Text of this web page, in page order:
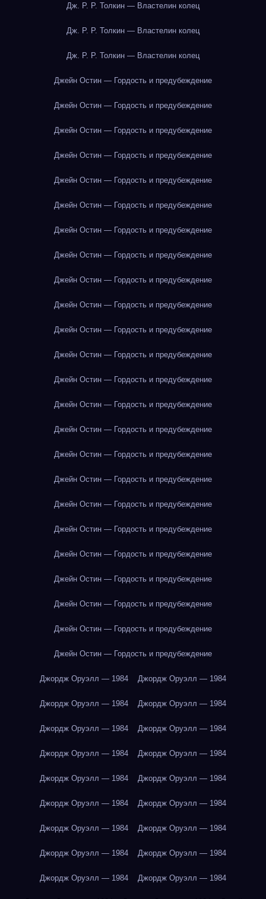
Дж. Р. Р. Толкин — Властелин колец
Дж. Р. Р. Толкин — Властелин колец
Дж. Р. Р. Толкин — Властелин колец
Джейн Остин — Гордость и предубеждение
Джейн Остин — Гордость и предубеждение
Джейн Остин — Гордость и предубеждение
Джейн Остин — Гордость и предубеждение
Джейн Остин — Гордость и предубеждение
Джейн Остин — Гордость и предубеждение
Джейн Остин — Гордость и предубеждение
Джейн Остин — Гордость и предубеждение
Джейн Остин — Гордость и предубеждение
Джейн Остин — Гордость и предубеждение
Джейн Остин — Гордость и предубеждение
Джейн Остин — Гордость и предубеждение
Джейн Остин — Гордость и предубеждение
Джейн Остин — Гордость и предубеждение
Джейн Остин — Гордость и предубеждение
Джейн Остин — Гордость и предубеждение
Джейн Остин — Гордость и предубеждение
Джейн Остин — Гордость и предубеждение
Джейн Остин — Гордость и предубеждение
Джейн Остин — Гордость и предубеждение
Джейн Остин — Гордость и предубеждение
Джейн Остин — Гордость и предубеждение
Джейн Остин — Гордость и предубеждение
Джейн Остин — Гордость и предубеждение
Джордж Оруэлл — 1984 Джордж Оруэлл — 1984
Джордж Оруэлл — 1984 Джордж Оруэлл — 1984
Джордж Оруэлл — 1984 Джордж Оруэлл — 1984
Джордж Оруэлл — 1984 Джордж Оруэлл — 1984
Джордж Оруэлл — 1984 Джордж Оруэлл — 1984
Джордж Оруэлл — 1984 Джордж Оруэлл — 1984
Джордж Оруэлл — 1984 Джордж Оруэлл — 1984
Джордж Оруэлл — 1984 Джордж Оруэлл — 1984
Джордж Оруэлл — 1984 Джордж Оруэлл — 1984